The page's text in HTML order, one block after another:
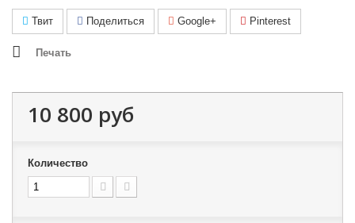
Твит Поделиться Google+ Pinterest
Печать
10 800 руб
Количество